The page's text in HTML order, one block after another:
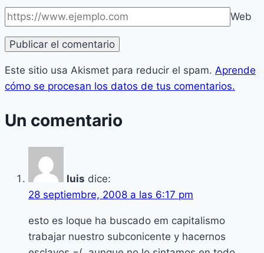
Web
Este sitio usa Akismet para reducir el spam. Aprende
cómo se procesan los datos de tus comentarios.
Un comentario
luis dice:
28 septiembre, 2008 a las 6:17 pm
esto es loque ha buscado em capitalismo
trabajar nuestro subconicente y hacernos